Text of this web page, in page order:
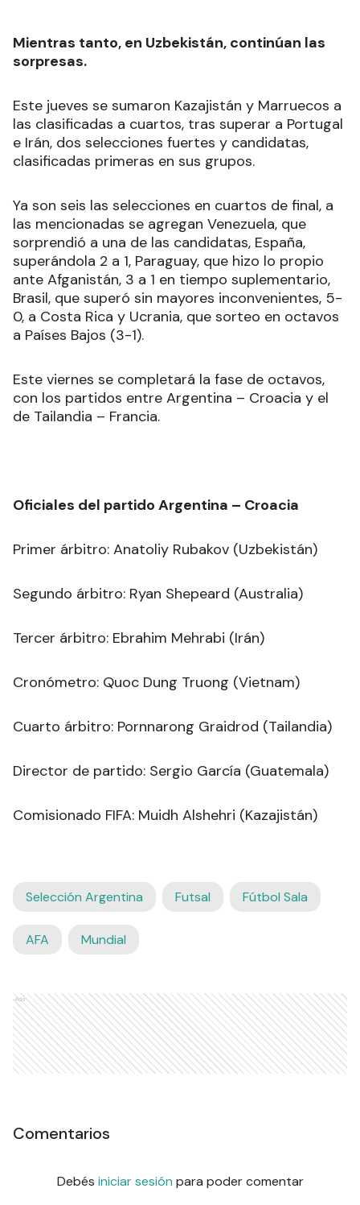
Mientras tanto, en Uzbekistán, continúan las
sorpresas.
Este jueves se sumaron Kazajistán y Marruecos a
las clasificadas a cuartos, tras superar a Portugal
e Irán, dos selecciones fuertes y candidatas,
clasificadas primeras en sus grupos.
Ya son seis las selecciones en cuartos de final, a
las mencionadas se agregan Venezuela, que
sorprendió a una de las candidatas, España,
superándola 2 a 1, Paraguay, que hizo lo propio
ante Afganistán, 3 a 1 en tiempo suplementario,
Brasil, que superó sin mayores inconvenientes, 5-
0, a Costa Rica y Ucrania, que sorteo en octavos
a Países Bajos (3-1).
Este viernes se completará la fase de octavos,
con los partidos entre Argentina – Croacia y el
de Tailandia – Francia.
Oficiales del partido Argentina – Croacia
Primer árbitro: Anatoliy Rubakov (Uzbekistán)
Segundo árbitro: Ryan Shepeard (Australia)
Tercer árbitro: Ebrahim Mehrabi (Irán)
Cronómetro: Quoc Dung Truong (Vietnam)
Cuarto árbitro: Pornnarong Graidrod (Tailandia)
Director de partido: Sergio García (Guatemala)
Comisionado FIFA: Muidh Alshehri (Kazajistán)
Selección Argentina Futsal Fútbol Sala
AFA Mundial
Ads
Comentarios
Debés iniciar sesión para poder comentar